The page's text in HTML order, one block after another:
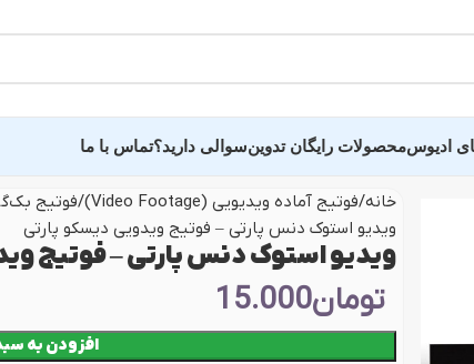
عروسی سالن وغیره
و خلاصه فیلم
سایر پروژه و کلیپ
کلیپ عکس و
ادیوسمحصولات رایگان تدوینسوالی دارید؟تماس با ما
خانه فوتیج آماده ویدیویی (Video Footage)
فوتیج
ویدیو استوک دنس پارتی – فوتیج ویدویی دیسکو پارتی
ویدیو استوک دنس پارتی – فوتیج
تومان15.000
افزودن به